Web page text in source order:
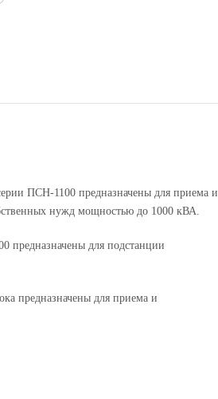
ПСН-1100 предназначены для приема и
нужд мощностью до 1000 кВА.
предназначены для подстанции
предназначены для приема и